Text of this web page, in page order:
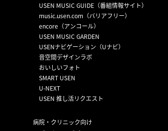
USEN MUSIC GUIDE（番組情報サイト）
music.usen.com（バリアフリー）
encore（アンコール）
USEN MUSIC GARDEN
USENナビゲーション（Uナビ）
音空間デザインラボ
おいしいフォト
SMART USEN
U-NEXT
USEN 推し活リクエスト
病院・クリニック向け